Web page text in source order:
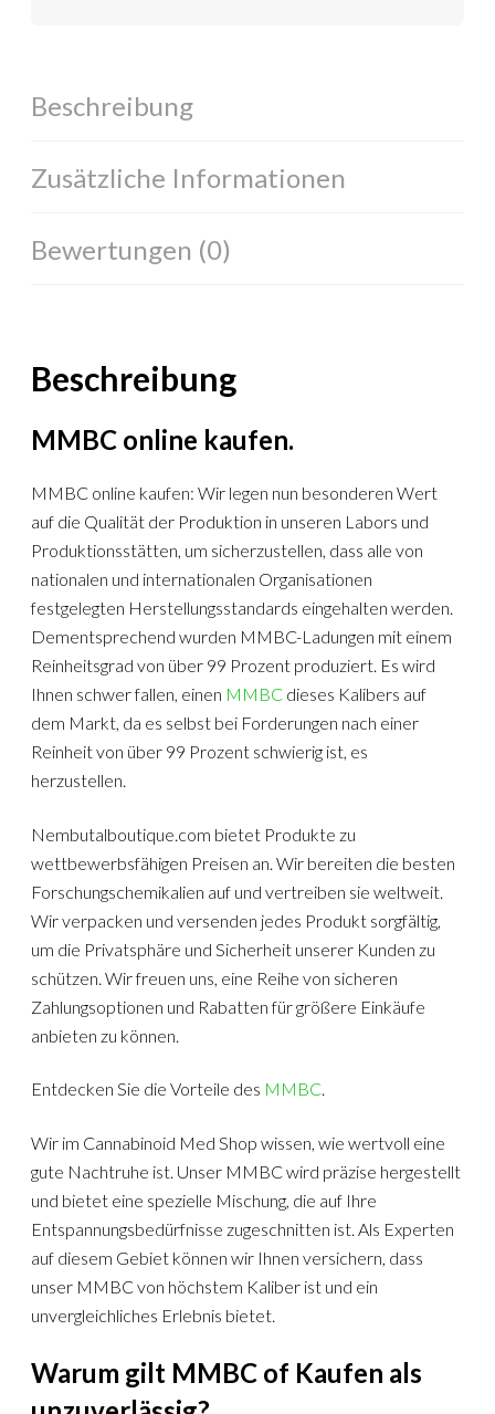
Beschreibung
Zusätzliche Informationen
Bewertungen (0)
Beschreibung
MMBC online kaufen.
MMBC online kaufen: Wir legen nun besonderen Wert
auf die Qualität der Produktion in unseren Labors und
Produktionsstätten, um sicherzustellen, dass alle von
nationalen und internationalen Organisationen
festgelegten Herstellungsstandards eingehalten werden.
Dementsprechend wurden MMBC-Ladungen mit einem
Reinheitsgrad von über 99 Prozent produziert. Es wird
Ihnen schwer fallen, einen MMBC dieses Kalibers auf
dem Markt, da es selbst bei Forderungen nach einer
Reinheit von über 99 Prozent schwierig ist, es
herzustellen.
Nembutalboutique.com bietet Produkte zu
wettbewerbsfähigen Preisen an. Wir bereiten die besten
Forschungschemikalien auf und vertreiben sie weltweit.
Wir verpacken und versenden jedes Produkt sorgfältig,
um die Privatsphäre und Sicherheit unserer Kunden zu
schützen. Wir freuen uns, eine Reihe von sicheren
Zahlungsoptionen und Rabatten für größere Einkäufe
anbieten zu können.
Entdecken Sie die Vorteile des MMBC.
Wir im Cannabinoid Med Shop wissen, wie wertvoll eine
gute Nachtruhe ist. Unser MMBC wird präzise hergestellt
und bietet eine spezielle Mischung, die auf Ihre
Entspannungsbedürfnisse zugeschnitten ist. Als Experten
auf diesem Gebiet können wir Ihnen versichern, dass
unser MMBC von höchstem Kaliber ist und ein
unvergleichliches Erlebnis bietet.
Warum gilt MMBC of Kaufen als